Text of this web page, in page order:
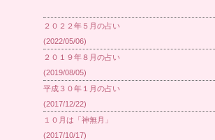
２０２２年５月の占い
(2022/05/06)
２０１９年８月の占い
(2019/08/05)
平成３０年１月の占い
(2017/12/22)
１０月は「神無月」
(2017/10/17)